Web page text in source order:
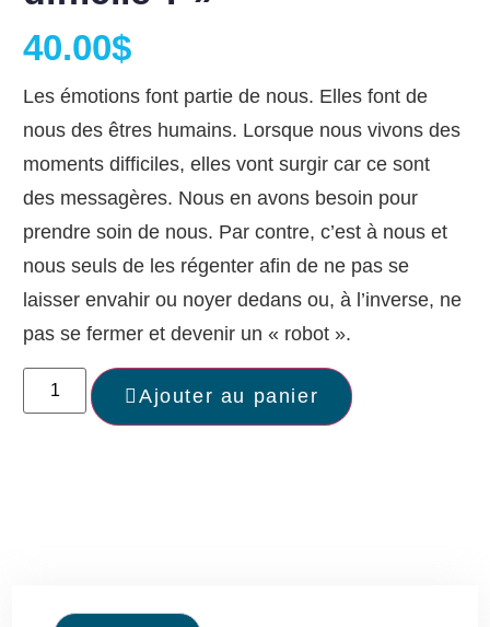
40.00$
Les émotions font partie de nous. Elles font de
nous des êtres humains. Lorsque nous vivons des
moments difficiles, elles vont surgir car ce sont
des messagères. Nous en avons besoin pour
prendre soin de nous. Par contre, c’est à nous et
nous seuls de les régenter afin de ne pas se
laisser envahir ou noyer dedans ou, à l’inverse, ne
pas se fermer et devenir un « robot ».
Ajouter au panier